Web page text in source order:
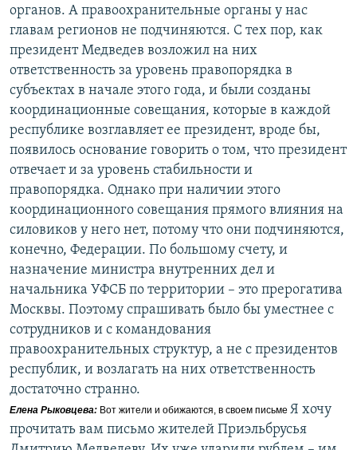
органов. А правоохранительные органы у нас
главам регионов не подчиняются. С тех пор, как
президент Медведев возложил на них
ответственность за уровень правопорядка в
субъектах в начале этого года, и были созданы
координационные совещания, которые в каждой
республике возглавляет ее президент, вроде бы,
появилось основание говорить о том, что президент
отвечает и за уровень стабильности и
правопорядка. Однако при наличии этого
координационного совещания прямого влияния на
силовиков у него нет, потому что они подчиняются,
конечно, Федерации. По большому счету, и
назначение министра внутренних дел и
начальника УФСБ по территории – это прерогатива
Москвы. Поэтому спрашивать было бы уместнее с
сотрудников и с командования
правоохранительных структур, а не с президентов
республик, и возлагать на них ответственность
достаточно странно.
Елена Рыковцева: Вот жители и обижаются, в своем письме Я хочу
прочитать вам письмо жителей Приэльбрусья